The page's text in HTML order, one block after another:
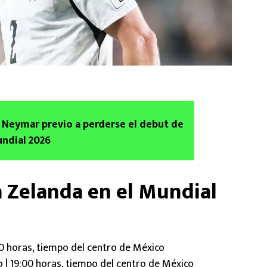
previo a perderse el debut de
2026
en el Mundial
horas, tiempo del centro de México